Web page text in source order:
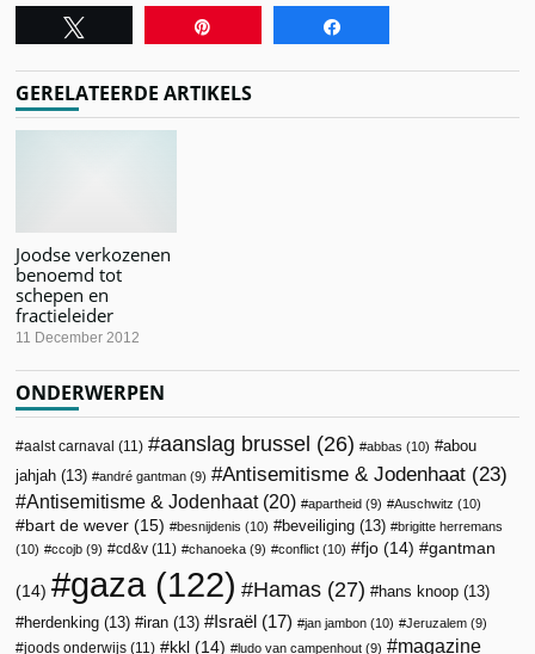
GERELATEERDE ARTIKELS
Joodse verkozenen
benoemd tot
schepen en
fractieleider
11 December 2012
ONDERWERPEN
aalst carnaval (11) aanslag brussel (26) abbas (10)
abou
jahjah (13) andré gantman (9) Antisemitisme & Jodenhaat (23)
Antisemitisme & Jodenhaat(20) apartheid (9) Auschwitz (10)
bart de wever (15) besnijdenis (10) beveiliging (13)
brigitte herremans
(10)
ccojb (9) cd&v (11) chanoeka (9) conflict (10) fjo (14) gantman
(14) gaza(122) Hamas (27) hans knoop (13)
herdenking (13) iran (13) Israël (17) jan jambon (10) Jeruzalem (9)
joods onderwijs (11) kkl (14) ludo van campenhout (9)
magazine